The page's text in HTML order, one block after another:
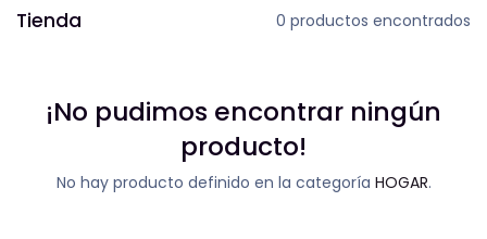
Tienda 0 productos encontrados
¡No pudimos encontrar ningún
producto!
No hay producto definido en la categoría HOGAR.